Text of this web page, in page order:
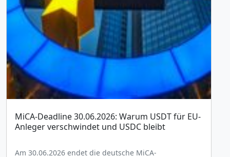
MiCA-Deadline 30.06.2026: Warum USDT für EU-
Anleger verschwindet und USDC bleibt
Am 30.06.2026 endet die deutsche MiCA-